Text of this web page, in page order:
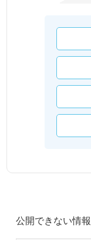
公開できない情報